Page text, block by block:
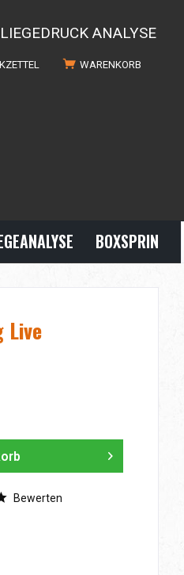
LIEGEDRUCK ANALYSE
WARENKORB
Live
Bewerten